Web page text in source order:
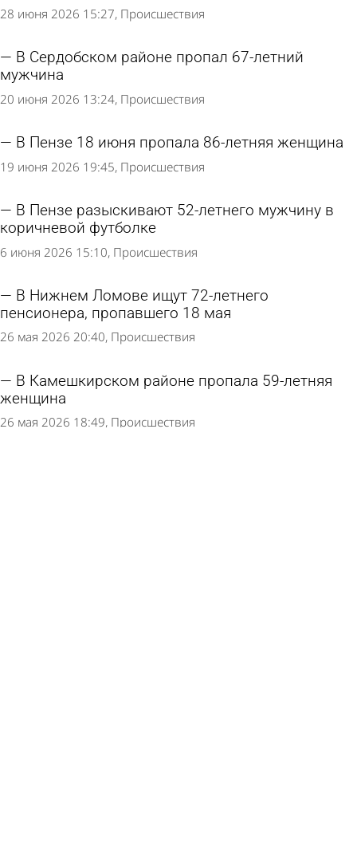
28 июня 2026 15:27 Происшествия
В Сердобском районе пропал 67-летний
мужчина
20 июня 2026 13:24 Происшествия
В Пензе 18 июня пропала 86-летняя женщина
19 июня 2026 19:45 Происшествия
В Пензе разыскивают 52-летнего мужчину в
коричневой футболке
6 июня 2026 15:10 Происшествия
В Нижнем Ломове ищут 72-летнего
пенсионера, пропавшего 18 мая
26 мая 2026 20:40 Происшествия
В Камешкирском районе пропала 59-летняя
женщина
26 мая 2026 18:49 Происшествия